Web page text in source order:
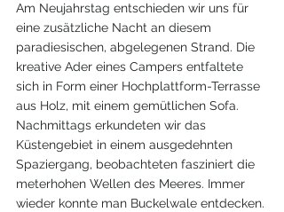
Am Neujahrstag entschieden wir uns für
eine zusätzliche Nacht an diesem
paradiesischen, abgelegenen Strand. Die
kreative Ader eines Campers entfaltete
sich in Form einer Hochplattform-Terrasse
aus Holz, mit einem gemütlichen Sofa.
Nachmittags erkundeten wir das
Küstengebiet in einem ausgedehnten
Spaziergang, beobachteten fasziniert die
meterhohen Wellen des Meeres. Immer
wieder konnte man Buckelwale entdecken.